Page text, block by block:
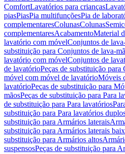
ComfortLavatórios para crianças
piasPiasPia multifunçõesPia de
complementaresColunasColunas
complementaresAcabamentoMaterial
lavatório com móvelConjuntos de
substituição para Conjuntos de lava-
lavatório com móvelConjuntos de
de lavatórioPeças de substituição
móvel com móvel de lavatórioMóveis
lavatórioPeças de substituição para
mãosPeças de substituição para Para
de substituição para Para lavatórios
substituição para Para lavatórios
substituição para Armários laterais
substituição para Armários laterais
substituição para Armários altos
suspensosPeças de substituição para